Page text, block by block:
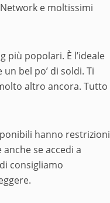
e moltissimi
più popolari. È l’ideale
bel po’ di soldi. Ti
altro ancora. Tutto
hanno restrizioni
se accedi a
consigliamo